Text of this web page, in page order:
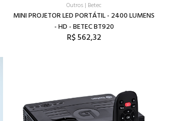
Outros | Betec
MINI PROJETOR LED PORTÁTIL - 2400 LUMENS
- HD - BETEC BT920
R$ 562,32